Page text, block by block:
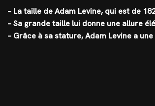
– La taille de Adam Levine, qui est de
– Sa grande taille lui donne une allure
– Grâce à sa stature, Adam Levine a